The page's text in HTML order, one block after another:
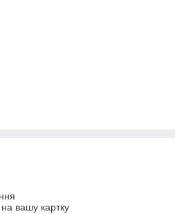
вашу картку